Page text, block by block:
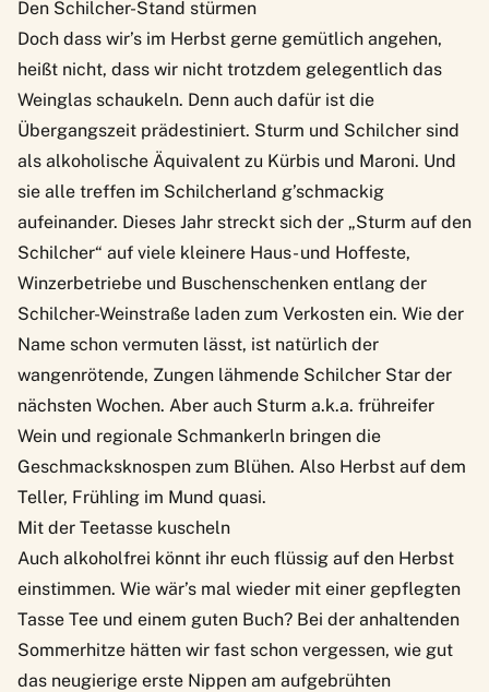
Den Schilcher-Stand stürmen
Doch dass wir’s im Herbst gerne gemütlich angehen,
heißt nicht, dass wir nicht trotzdem gelegentlich das
Weinglas schaukeln. Denn auch dafür ist die
Übergangszeit prädestiniert. Sturm und Schilcher sind
als alkoholische Äquivalent zu Kürbis und Maroni. Und
sie alle treffen im Schilcherland g’schmackig
aufeinander. Dieses Jahr streckt sich der „Sturm auf den
Schilcher“ auf viele kleinere Haus- und Hoffeste,
Winzerbetriebe und Buschenschenken entlang der
Schilcher-Weinstraße laden zum Verkosten ein. Wie der
Name schon vermuten lässt, ist natürlich der
wangenrötende, Zungen lähmende Schilcher Star der
nächsten Wochen. Aber auch Sturm a.k.a. frühreifer
Wein und regionale Schmankerln bringen die
Geschmacksknospen zum Blühen. Also Herbst auf dem
Teller, Frühling im Mund quasi.
Mit der Teetasse kuscheln
Auch alkoholfrei könnt ihr euch flüssig auf den Herbst
einstimmen. Wie wär’s mal wieder mit einer gepflegten
Tasse Tee und einem guten Buch? Bei der anhaltenden
Sommerhitze hätten wir fast schon vergessen, wie gut
das neugierige erste Nippen am aufgebrühten